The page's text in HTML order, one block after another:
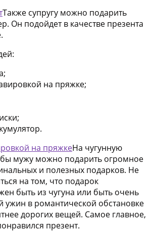
Также супругу можно подарить
Он подойдет в качестве презента
на пряжке;
На чугунную
мужу можно подарить огромное
и полезных подарков. Не
на том, что подарок
быть из чугуна или быть очень
ужин в романтической обстановке
дорогих вещей. Самое главное,
презент.